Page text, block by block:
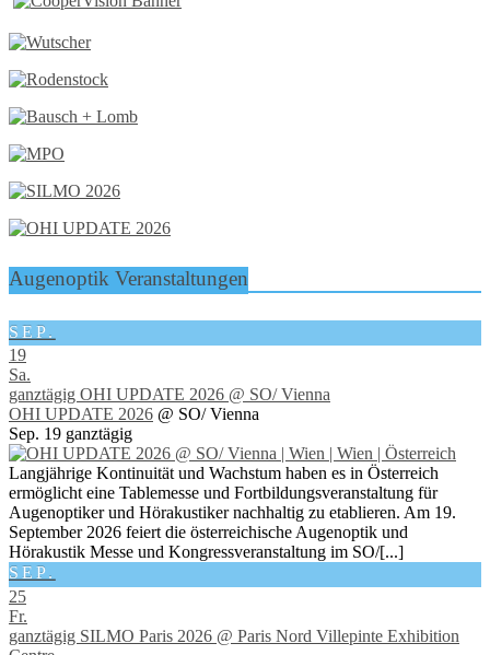
Augenoptik Veranstaltungen
SEP.
19
Sa.
ganztägig OHI UPDATE 2026 @ SO/ Vienna
OHI UPDATE 2026 @ SO/ Vienna
Sep. 19 ganztägig
Langjährige Kontinuität und Wachstum haben es in Österreich
ermöglicht eine Tablemesse und Fortbildungsveranstaltung für
Augenoptiker und Hörakustiker nachhaltig zu etablieren. Am 19.
September 2026 feiert die österreichische Augenoptik und
Hörakustik Messe und Kongressveranstaltung im SO/[...]
SEP.
25
Fr.
ganztägig SILMO Paris 2026 @ Paris Nord Villepinte Exhibition